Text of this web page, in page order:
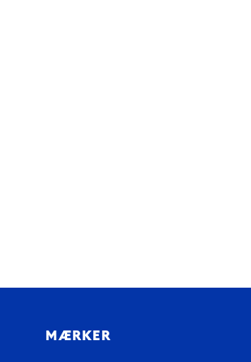
MÆRKER